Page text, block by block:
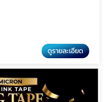
ดูรายละเอียด